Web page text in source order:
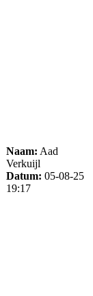
Naam: Aad
Verkuijl
Datum: 05-08-25
19:17